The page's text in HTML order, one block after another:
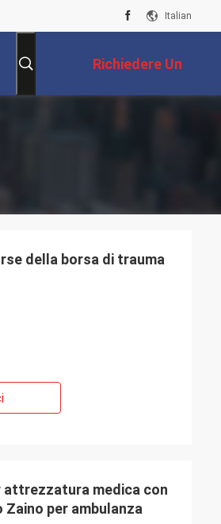
Italian
Richiedere Un
Preventivo
della borsa di trauma
attrezzatura medica con
per ambulanza